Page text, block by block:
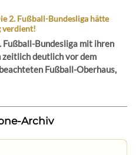
2. Fußball-Bundesliga hätte
verdient!
Bundesliga mit ihren
deutlich vor dem
Fußball-Oberhaus,
Archiv